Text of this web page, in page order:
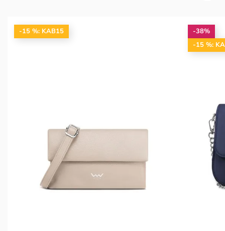
-15 %: KAB15
-38%
-15 %: